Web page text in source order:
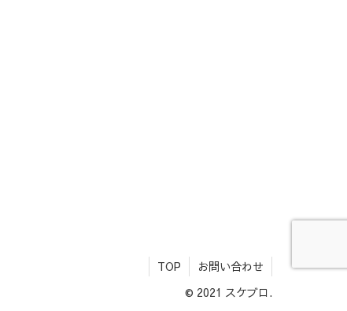
TOP
お問い合わせ
© 2021 スケブロ.